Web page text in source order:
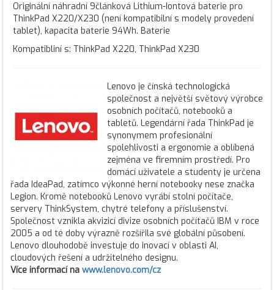
Originální náhradní 9článková Lithium-Iontová baterie pro
ThinkPad X220/X230 (není kompatibilní s modely provedení
tablet), kapacita baterie 94Wh. Baterie
Kompatibliní s: ThinkPad X220, ThinkPad X230
Lenovo je čínská technologická
společnost a největší světový výrobce
osobních počítačů, notebooků a
tabletů. Legendární řada ThinkPad je
synonymem profesionální
spolehlivosti a ergonomie a oblíbená
zejména ve firemním prostředí. Pro
domácí uživatele a studenty je určena
řada IdeaPad, zatímco výkonné herní notebooky nese značka
Legion. Kromě notebooků Lenovo vyrábí stolní počítače,
servery ThinkSystem, chytré telefony a příslušenství.
Společnost vznikla akvizicí divize osobních počítačů IBM v roce
2005 a od té doby výrazně rozšířila své globální působení.
Lenovo dlouhodobě investuje do inovací v oblasti AI,
cloudových řešení a udržitelného designu.
Více informací na www.lenovo.com/cz